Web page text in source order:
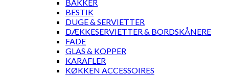
BAKKER
BESTIK
DUGE & SERVIETTER
DÆKKESERVIETTER & BORDSKÅNERE
FADE
GLAS & KOPPER
KARAFLER
KØKKEN ACCESSOIRES